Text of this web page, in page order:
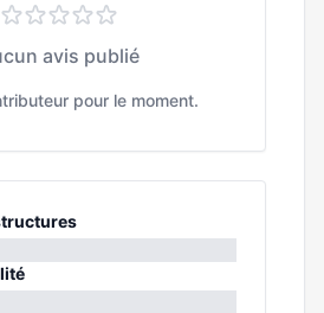
avis publié
pour le moment.